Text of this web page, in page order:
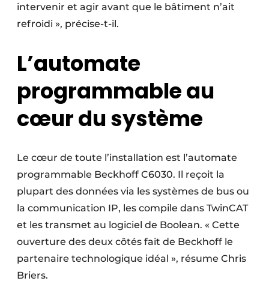
intervenir et agir avant que le bâtiment n’ait
refroidi », précise-t-il.
L’automate
programmable au
cœur du système
Le cœur de toute l’installation est l’automate
programmable Beckhoff C6030. Il reçoit la
plupart des données via les systèmes de bus ou
la communication IP, les compile dans TwinCAT
et les transmet au logiciel de Boolean. « Cette
ouverture des deux côtés fait de Beckhoff le
partenaire technologique idéal », résume Chris
Briers.